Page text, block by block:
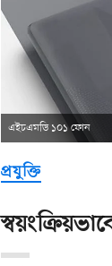
এইচএমডি ১০১ ফোন
প্রযুক্তি